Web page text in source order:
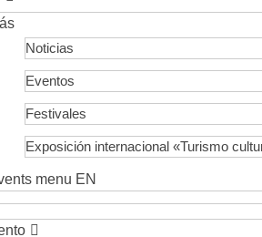
Noticias
Eventos
Festivales
Exposición internacional «Turismo
menu EN